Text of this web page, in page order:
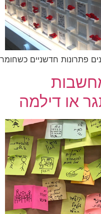
פתרונות חדשניים
או דילמה